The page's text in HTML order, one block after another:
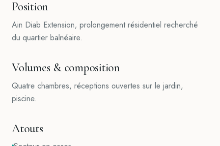
Position
Ain Diab Extension, prolongement résidentiel recherché
du quartier balnéaire.
Volumes & composition
Quatre chambres, réceptions ouvertes sur le jardin,
piscine.
Atouts